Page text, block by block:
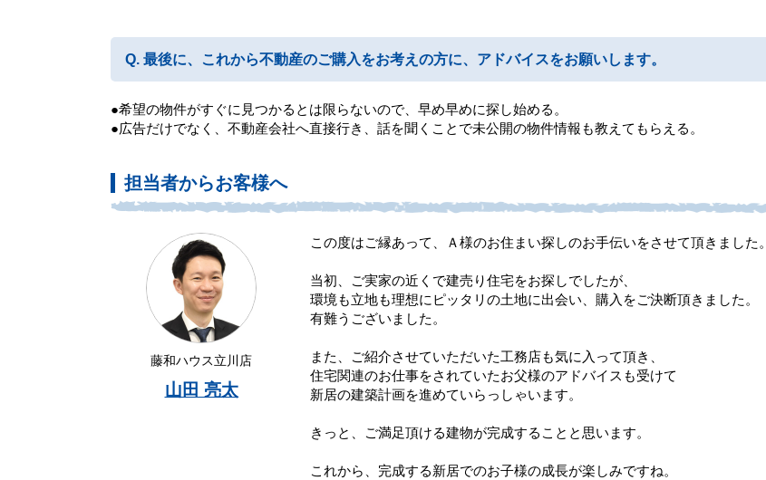
最後に、これから不動産のご購入をお考えの方に、アドバイスをお願いします。
●希望の物件がすぐに見つかるとは限らないので、早め早めに探し始める。
●広告だけでなく、不動産会社へ直接行き、話を聞くことで未公開の物件情報も教えてもらえる。
担当者からお客様へ
藤和ハウス立川店
山田 亮太
この度はご縁あって、Ａ様のお住まい探しのお手伝いをさせて頂きました。
当初、ご実家の近くで建売り住宅をお探しでしたが、
環境も立地も理想にピッタリの土地に出会い、購入をご決断頂きました。
有難うございました。
また、ご紹介させていただいた工務店も気に入って頂き、
住宅関連のお仕事をされていたお父様のアドバイスも受けて
新居の建築計画を進めていらっしゃいます。
きっと、ご満足頂ける建物が完成することと思います。
これから、完成する新居でのお子様の成長が楽しみですね。